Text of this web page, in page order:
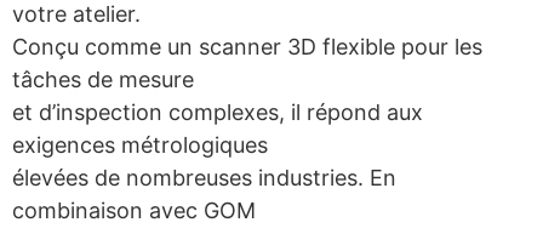
votre atelier.
Conçu comme un scanner 3D flexible pour les
tâches de mesure
et d’inspection complexes, il répond aux
exigences métrologiques
élevées de nombreuses industries. En
combinaison avec GOM